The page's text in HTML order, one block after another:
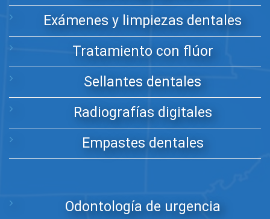
Exámenes y limpiezas dentales
Tratamiento con flúor
Sellantes dentales
Radiografías digitales
Empastes dentales
Odontología de urgencia